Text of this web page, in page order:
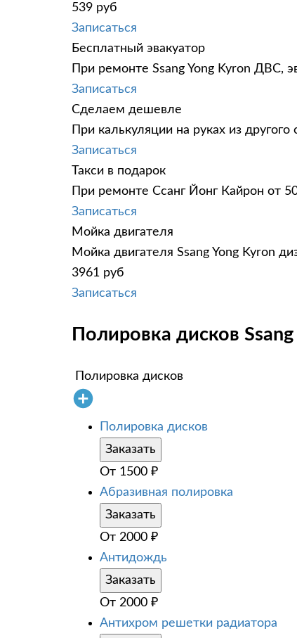
539 руб
Записаться
Бесплатный эвакуатор
При ремонте Ssang Yong Kyron ДВС,
Записаться
Сделаем дешевле
При калькуляции на руках из
Записаться
Такси в подарок
При ремонте Ссанг Йонг Кайрон от
Записаться
Мойка двигателя
Мойка двигателя Ssang Yong Kyron
3961 руб
Записаться
Полировка дисков
Полировка дисков
Полировка дисков
Заказать
От 1500 ₽
Абразивная полировка
Заказать
От 2000 ₽
Антидождь
Заказать
От 2000 ₽
Антихром решетки радиатора